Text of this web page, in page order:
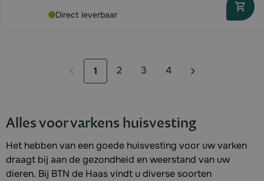
Direct leverbaar
U lees momenteel pagina
1 Pagina
2 Pagina
3 Pagina
4
Alles voor varkens huisvesting
Het hebben van een goede huisvesting voor uw varken
draagt bij aan de gezondheid en weerstand van uw
dieren. Bij BTN de Haas vindt u diverse soorten